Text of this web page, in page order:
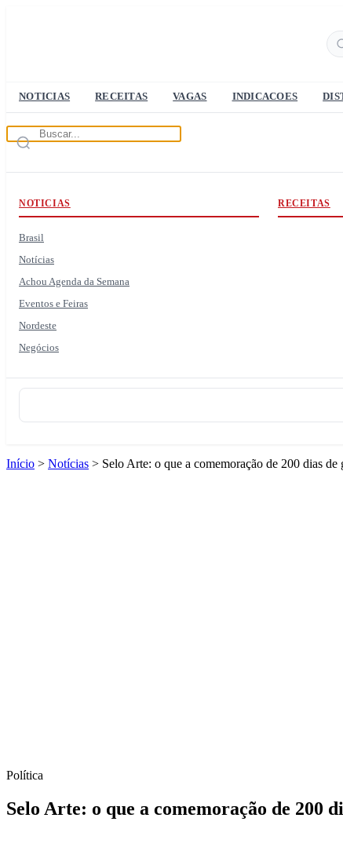
NOTICIAS RECEITAS VAGAS INDICACOES
NOTICIAS
Brasil
Notícias
Achou Agenda da Semana
Eventos e Feiras
Nordeste
Negócios
RECEITAS
Início > Notícias > Selo Arte: o que a comemoração de 200 dias
Política
Selo Arte: o que a comemoração de 200